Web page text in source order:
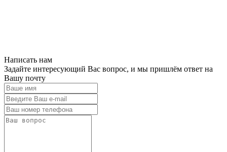
Написать нам
Задайте интересующий Вас вопрос, и мы пришлём ответ на
Вашу почту